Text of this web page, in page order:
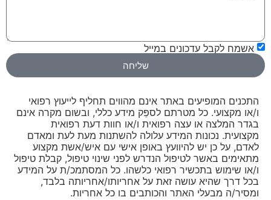
אשמח לקבל עדכונים במייל
שליחה
התכנים המופיעים באתר אינם מהווים תחליף לייעוץ רפואי
ו/או מקצועי. כל מטרתם לספֵּק מידע כללי, ובשום מקרה אינם
בגדר המלצה או עצה רפואית ו/או חוות דעת רפואית
מקצועית. נכונות המידע עלולה להשתנות מעת לעת ומאדם
לאדם, על כן יש להיוועץ באופן אישי עם איש/אשת מקצוע
מתאימים באשר לטיפול הנדרש לפני שינוי טיפול, קבלת טיפול
ו/או שימוש בתכשיר רפואי כלשהו. כל המסתמכ/ת על המידע
בכל דרך שהיא עושה זאת על אחריותו/אחריותה בלבד,
ומסיר/ה מבעלי האתר והכותבים בו כל אחריות.